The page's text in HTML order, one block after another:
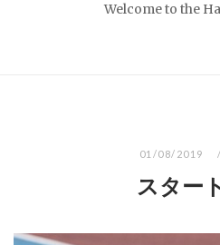
Welcome to the
01/08/2019
スター